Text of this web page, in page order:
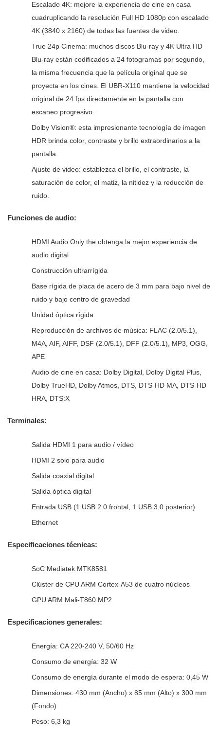
Escalado 4K: mejore la experiencia de cine en casa
cuadruplicando la resolución Full HD 1080p con escalado
4K (3840 x 2160) de todas las fuentes de video.
True 24p Cinema: muchos discos Blu-ray y 4K Ultra HD
Blu-ray están codificados a 24 fotogramas por segundo,
la misma frecuencia que la película original que se
proyecta en los cines. El UBR-X110 mantiene la velocidad
original de 24 fps directamente en la pantalla con
escaneo progresivo.
Dolby Vision®: esta impresionante tecnología de imagen
HDR brinda color, contraste y brillo extraordinarios a la
pantalla.
Ajuste de video: establezca el brillo, el contraste, la
saturación de color, el matiz, la nitidez y la reducción de
ruido.
Funciones de audio:
HDMI Audio Only the obtenga la mejor experiencia de
audio digital
Construcción ultrarrígida
Base rígida de placa de acero de 3 mm para bajo nivel de
ruido y bajo centro de gravedad
Unidad óptica rígida
Reproducción de archivos de música: FLAC (2.0/5.1),
M4A, AIF, AIFF, DSF (2.0/5.1), DFF (2.0/5.1), MP3, OGG,
APE
Audio de cine en casa: Dolby Digital, Dolby Digital Plus,
Dolby TrueHD, Dolby Atmos, DTS, DTS-HD MA, DTS-HD
HRA, DTS:X
Terminales:
Salida HDMI 1 para audio / vídeo
HDMI 2 solo para audio
Salida coaxial digital
Salida óptica digital
Entrada USB (1 USB 2.0 frontal, 1 USB 3.0 posterior)
Ethernet
Especificaciones técnicas:
SoC Mediatek MTK8581
Clúster de CPU ARM Cortex-A53 de cuatro núcleos
GPU ARM Mali-T860 MP2
Especificaciones generales:
Energía: CA 220-240 V, 50/60 Hz
Consumo de energía: 32 W
Consumo de energía durante el modo de espera: 0,45 W
Dimensiones: 430 mm (Ancho) x 85 mm (Alto) x 300 mm
(Fondo)
Peso: 6,3 kg